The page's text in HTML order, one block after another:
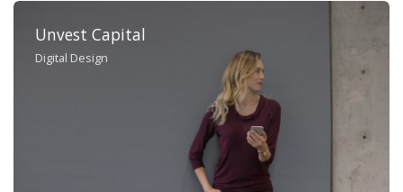
Unvest Capital
Digital Design